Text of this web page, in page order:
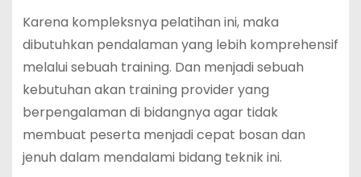
Karena kompleksnya pelatihan ini, maka
dibutuhkan pendalaman yang lebih komprehensif
melalui sebuah training. Dan menjadi sebuah
kebutuhan akan training provider yang
berpengalaman di bidangnya agar tidak
membuat peserta menjadi cepat bosan dan
jenuh dalam mendalami bidang teknik ini.